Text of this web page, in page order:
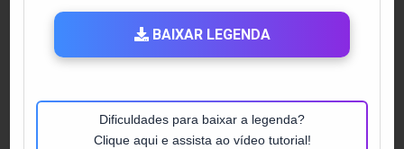
BAIXAR LEGENDA
Dificuldades para baixar a legenda?
Clique aqui e assista ao vídeo tutorial!